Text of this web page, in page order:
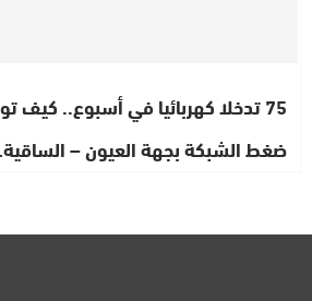
75 تدخلا كهربائيا في أسبوع.. كيف
ضغط الشبكة بجهة العيون –